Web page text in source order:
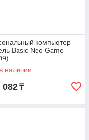
компьютер
Basic Neo Game
наличии
082 ₸